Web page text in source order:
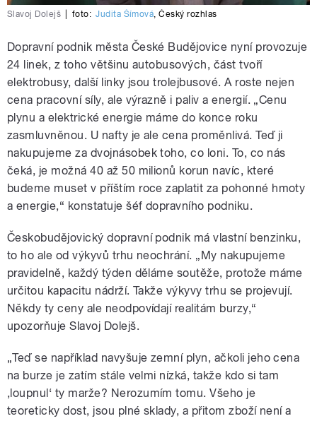
Slavoj Dolejš foto: Judita Šímová,Český rozhlas
Dopravní podnik města České Budějovice nyní provozuje
24 linek, z toho většinu autobusových, část tvoří
elektrobusy, další linky jsou trolejbusové. A roste nejen
cena pracovní síly, ale výrazně i paliv a energií. „Cenu
plynu a elektrické energie máme do konce roku
zasmluvněnou. U nafty je ale cena proměnlivá. Teď ji
nakupujeme za dvojnásobek toho, co loni. To, co nás
čeká, je možná 40 až 50 milionů korun navíc, které
budeme muset v příštím roce zaplatit za pohonné hmoty
a energie,“ konstatuje šéf dopravního podniku.
Českobudějovický dopravní podnik má vlastní benzinku,
to ho ale od výkyvů trhu neochrání. „My nakupujeme
pravidelně, každý týden děláme soutěže, protože máme
určitou kapacitu nádrží. Takže výkyvy trhu se projevují.
Někdy ty ceny ale neodpovídají realitám burzy,“
upozorňuje Slavoj Dolejš.
„Teď se například navyšuje zemní plyn, ačkoli jeho cena
na burze je zatím stále velmi nízká, takže kdo si tam
‚ loupnul ‘ ty marže? Nerozumím tomu. Všeho je
teoreticky dost, jsou plné sklady, a přitom zboží není a